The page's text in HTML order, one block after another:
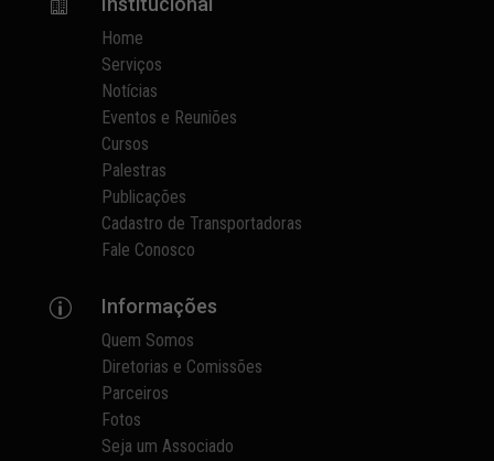

Home
Serviços
Notícias
Eventos e Reuniões
Cursos
Palestras
Publicações
Cadastro de Transportadoras
Fale Conosco
p Informações
Quem Somos
Diretorias e Comissões
Parceiros
Fotos
Seja um Associado